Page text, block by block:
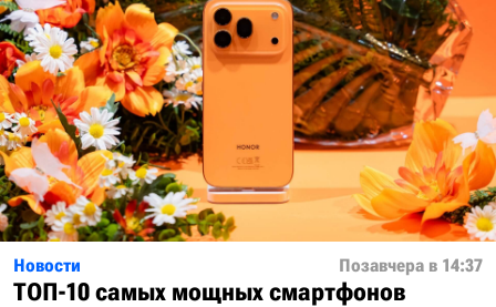
Новости Позавчера в 14:37
ТОП-10 самых мощных смартфонов